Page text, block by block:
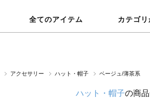
全てのアイテム カテゴ
アクセサリー ハット・帽子 ベージュ/薄茶系
ハット・帽子の商